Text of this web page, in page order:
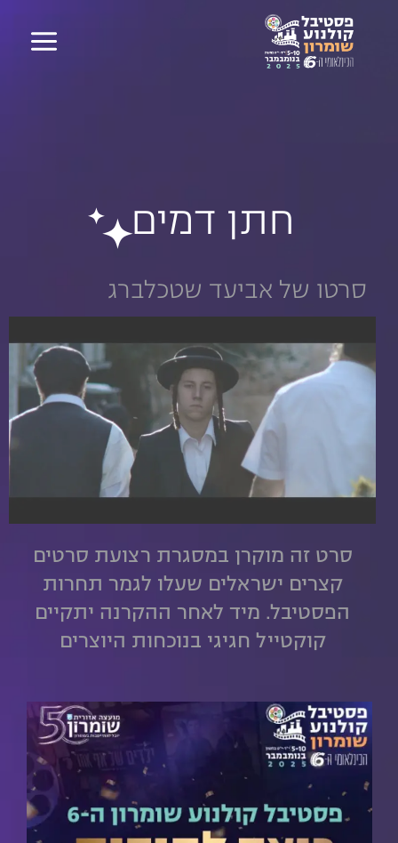
חתן דמים
סרטו של אביעד שטכלברג
סרט זה מוקרן במסגרת רצועת סרטים
קצרים ישראלים שעלו לגמר תחרות
הפסטיבל. מיד לאחר ההקרנה יתקיים
קוקטייל חגיגי בנוכחות היוצרים
ראשון, י"ח חשוון 9.11.25
16:30
היכל התרבות אריאל